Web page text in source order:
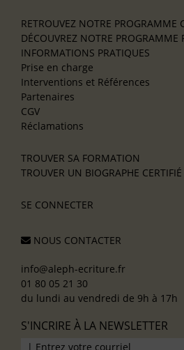
RETROUVEZ NOTRE PROGRAMME
DÉCOUVREZ NOTRE PROGRAMME
INFORMATIONS PRATIQUES
Prise en charge
Interventions et Références
Partenaires
CGV
Réclamations
TROUVER SA FORMATION
TROUVER UN BIOGRAPHE CERTIFIÉ
SE CONNECTER
NOUS CONTACTER
info@aleph-ecriture.fr
01 80 05 21 30
du lundi au vendredi de 9h à 17h
S'INCRIRE À LA NEWSLETTER